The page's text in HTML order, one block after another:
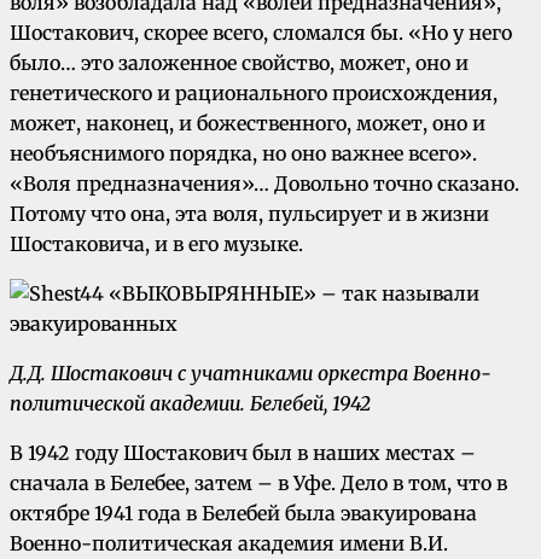
Шостакович, скорее всего, сломался бы. «Но у него
было… это заложенное свойство, может, оно и
генетического и рационального происхождения,
может, наконец, и божественного, может, оно и
необъяснимого порядка, но оно важнее всего».
«Воля предназначения»… Довольно точно сказано.
Потому что она, эта воля, пульсирует и в жизни
Шостаковича, и в его музыке.
Д.Д. Шостакович с учатниками оркестра Военно-
политической академии. Белебей, 1942
В 1942 году Шостакович был в наших местах –
сначала в Белебее, затем – в Уфе. Дело в том, что в
октябре 1941 года в Белебей была эвакуирована
Военно-политическая академия имени В.И.